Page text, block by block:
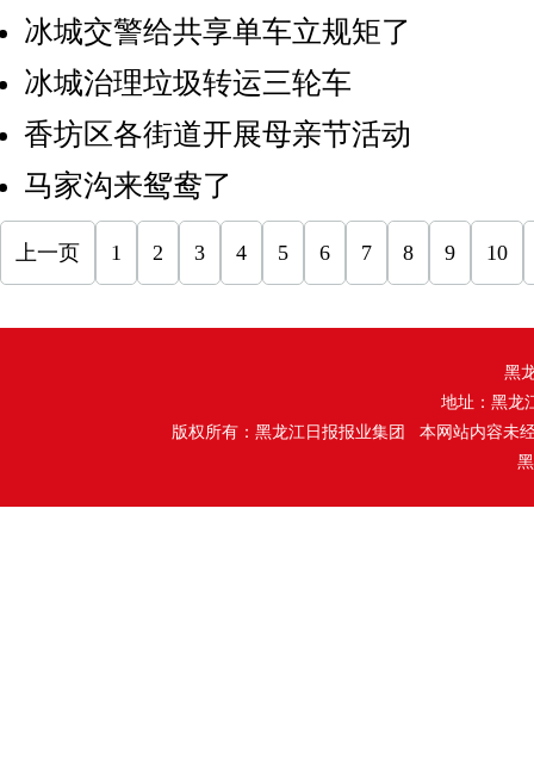
冰城交警给共享单车立规矩了
冰城治理垃圾转运三轮车
香坊区各街道开展母亲节活动
马家沟来鸳鸯了
上一页 1 2 3 4 5 6 7 8 9 10
黑
地址：黑龙
版权所有：黑龙江日报报业集团 本网站内容未